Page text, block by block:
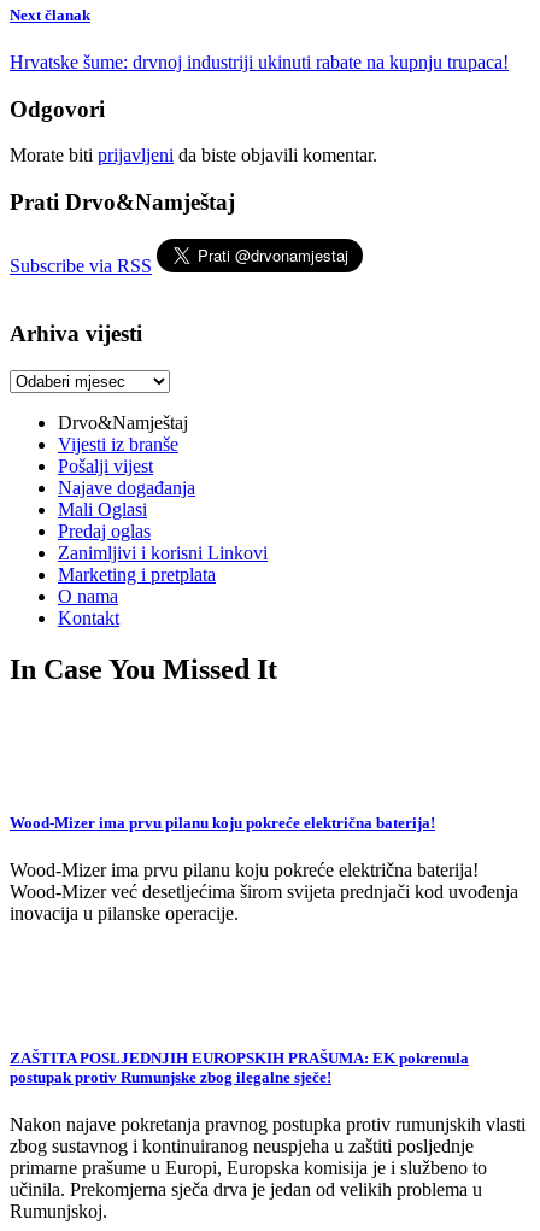
Next članak
Hrvatske šume: drvnoj industriji ukinuti rabate na kupnju trupaca!
Odgovori
Morate biti prijavljeni da biste objavili komentar.
Prati Drvo&Namještaj
Subscribe via RSS
Arhiva vijesti
Arhiva
Drvo&Namještaj
Vijesti iz branše
Pošalji vijest
Najave događanja
Mali Oglasi
Predaj oglas
Zanimljivi i korisni Linkovi
Marketing i pretplata
O nama
Kontakt
In Case You Missed It
Wood-Mizer ima prvu pilanu koju pokreće električna baterija!
Wood-Mizer ima prvu pilanu koju pokreće električna baterija!
Wood-Mizer već desetljećima širom svijeta prednjači kod uvođenja
inovacija u pilanske operacije.
ZAŠTITA POSLJEDNJIH EUROPSKIH PRAŠUMA: EK pokrenula
postupak protiv Rumunjske zbog ilegalne sječe!
Nakon najave pokretanja pravnog postupka protiv rumunjskih vlasti
zbog sustavnog i kontinuiranog neuspjeha u zaštiti posljednje
primarne prašume u Europi, Europska komisija je i službeno to
učinila. Prekomjerna sječa drva je jedan od velikih problema u
Rumunjskoj.